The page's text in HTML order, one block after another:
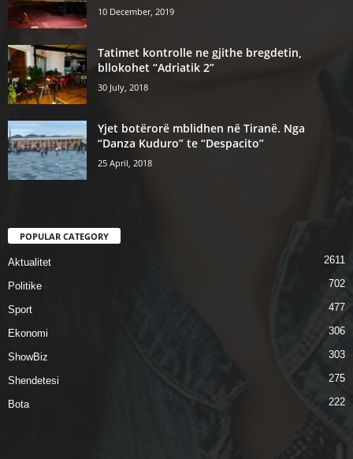
10 December, 2019
Tatimet kontrolle ne gjithe bregdetin,
bllokohet “Adriatik 2”
30 July, 2018
Yjet botërorë mblidhen në Tiranë. Nga
“Danza Kuduro” te “Despacito”
25 April, 2018
POPULAR CATEGORY
Aktualitet 2611
Politike 702
Sport 477
Ekonomi 306
ShowBiz 303
Shendetesi 275
Bota 222